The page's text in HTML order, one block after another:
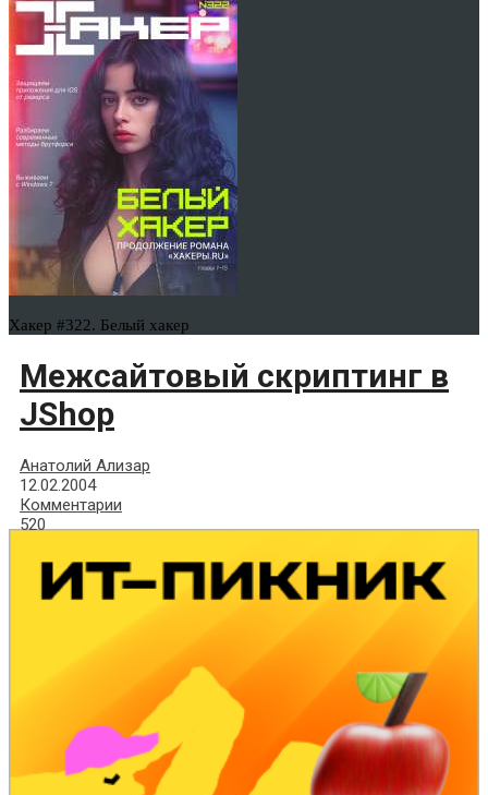
Хакер #322. Белый хакер
Межсайтовый скриптинг в
JShop
Анатолий Ализар
12.02.2004
Комментарии
520